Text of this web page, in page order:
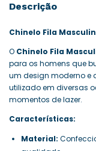
Descrição
Chinelo Fila
O Chinelo Fila
para os homens que
um design moderno e
utilizado em diversas
momentos de lazer.
Características:
Material: